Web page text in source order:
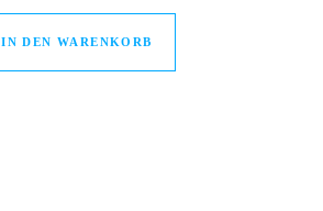
IN DEN WARENKORB